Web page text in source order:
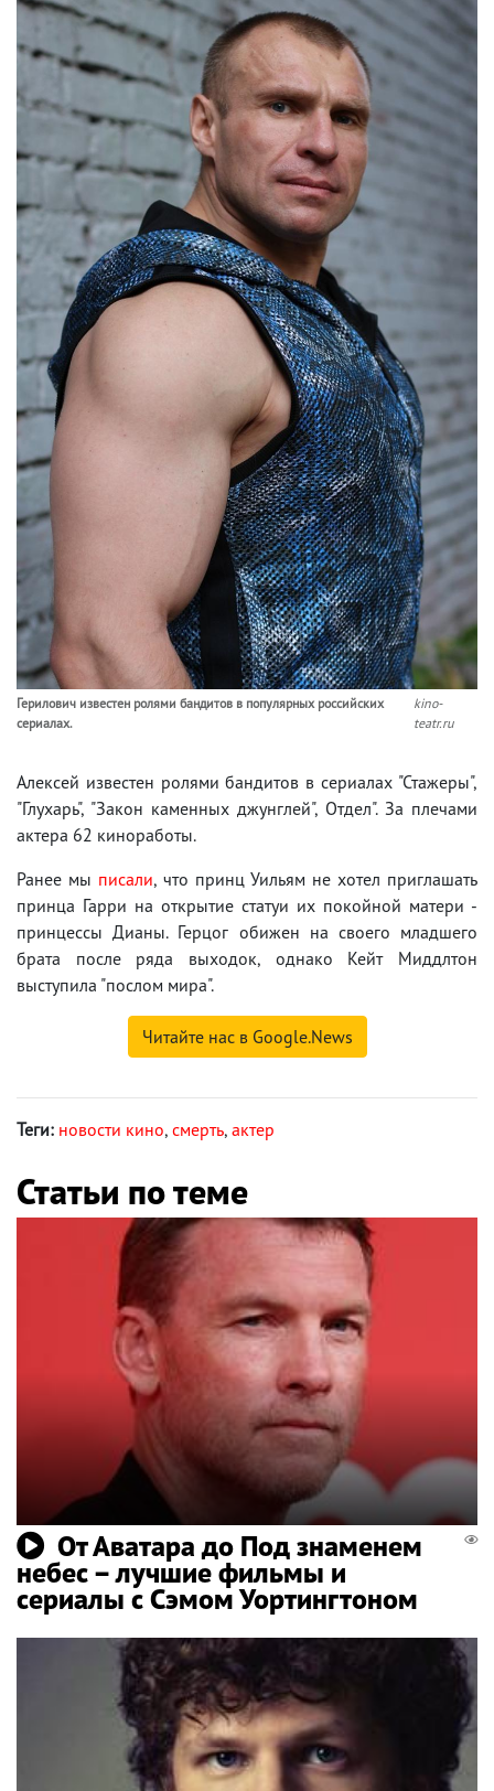
Герилович известен ролями бандитов в популярных российских
сериалах.
kino-
teatr.ru
Алексей известен ролями бандитов в сериалах "Стажеры",
"Глухарь", "Закон каменных джунглей", Отдел". За плечами
актера 62 киноработы.
Ранее мы писали, что принц Уильям не хотел приглашать
принца Гарри на открытие статуи их покойной матери -
принцессы Дианы. Герцог обижен на своего младшего
брата после ряда выходок, однако Кейт Миддлтон
выступила "послом мира".
Читайте нас в Google.News
Теги: новости кино, смерть, актер
Статьи по теме
От Аватара до Под знаменем
небес – лучшие фильмы и
сериалы с Сэмом Уортингтоном